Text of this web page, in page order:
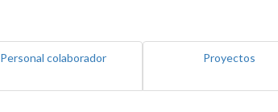
Personal colaborador Proyectos